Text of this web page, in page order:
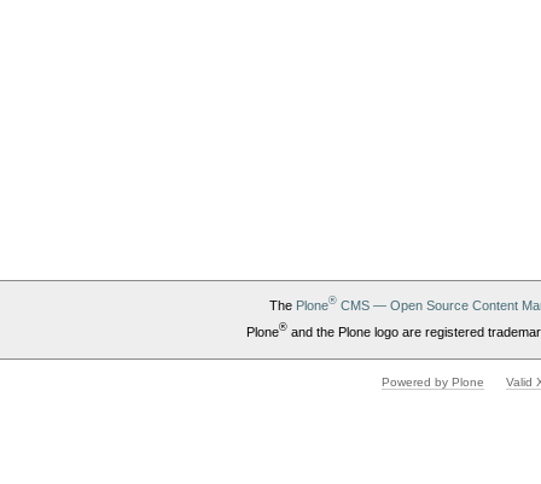
The Plone®CMS — Open Source Content
Plone®and the Plone logo are registered
Powered by Plone Valid